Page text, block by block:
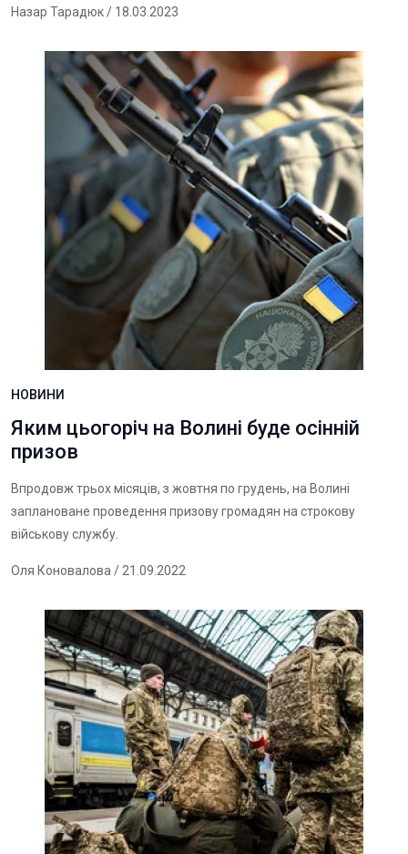
Назар Тарадюк/ 18.03.2023
НОВИНИ
Яким цьогоріч на Волині буде осінній
призов
Впродовж трьох місяців, з жовтня по грудень, на Волині
заплановане проведення призову громадян на строкову
військову службу.
Оля Коновалова / 21.09.2022